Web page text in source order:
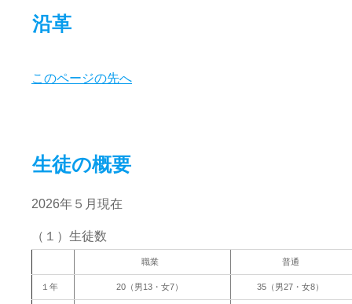
沿革
このページの先へ
生徒の概要
2026年５月現在
（１）生徒数
職業 普通
１年 20（男13・女7） 35（男27・女8）